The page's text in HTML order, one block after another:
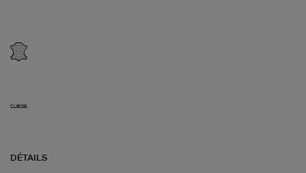
SUÈDE
DÉTAILS